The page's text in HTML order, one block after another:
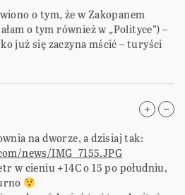
o tym, że w Zakopanem
o tym również w „Polityce”) –
już się zaczyna mścić – turyści
na dworze, a dzisiaj tak:
news/IMG_7155.JPG
w cieniu +14C o 15 po południu,